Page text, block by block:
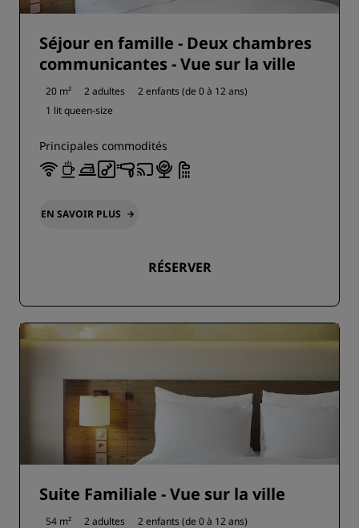
Séjour en famille - Deux chambres
communicantes - Vue sur la ville
20 m² 2 adultes
2 enfants (de 0 à 12 ans)
1 lit queen-size
Principales commodités
EN SAVOIR PLUS
RÉSERVER
Suite Familiale - Vue sur la ville
54 m² 2 adultes
2 enfants (de 0 à 12 ans)